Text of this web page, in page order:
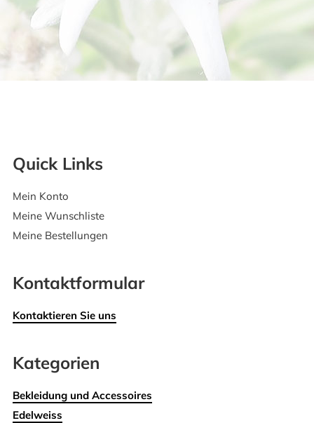
Quick Links
Mein Konto
Meine Wunschliste
Meine Bestellungen
Kontaktformular
Kontaktieren Sie uns
Kategorien
Bekleidung und Accessoires
Edelweiss